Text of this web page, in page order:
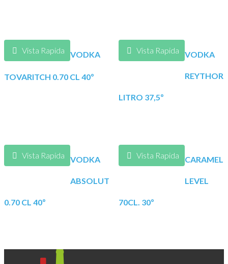
Vista Rapida VODKA
TOVARITCH 0.70 CL 40º
Vista Rapida VODKA
REYTHOR
LITRO 37,5º
Vista Rapida VODKA
ABSOLUT
0.70 CL 40º
Vista Rapida CARAMEL
LEVEL
70CL. 30º